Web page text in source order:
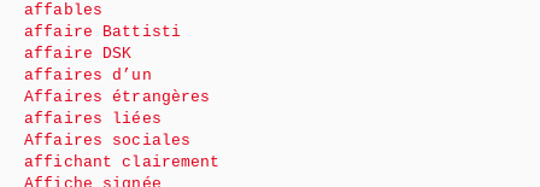
affables
affaire Battisti
affaire DSK
affaires d’un
Affaires étrangères
affaires liées
Affaires sociales
affichant clairement